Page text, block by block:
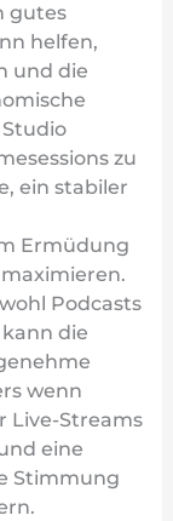
gutes
helfen,
und die
zu
ein stabiler
Ermüdung
Podcasts
die
wenn
Live-Streams
eine
Stimmung